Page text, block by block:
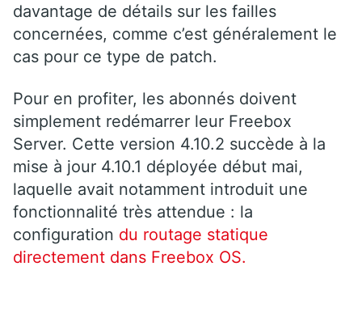
davantage de détails sur les failles
concernées, comme c’est généralement le
cas pour ce type de patch.
Pour en profiter, les abonnés doivent
simplement redémarrer leur Freebox
Server. Cette version 4.10.2 succède à la
mise à jour 4.10.1 déployée début mai,
laquelle avait notamment introduit une
fonctionnalité très attendue : la
configuration du routage statique
directement dans Freebox OS.